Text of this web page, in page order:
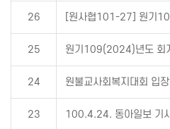
26 [원사협101-27] 원기
25 원기109(2024)년도 회
24 원불교사회복지대회 입
23 100.4.24. 동아일보 기